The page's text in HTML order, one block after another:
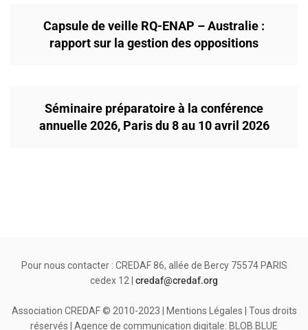
Capsule de veille RQ-ENAP – Australie :
rapport sur la gestion des oppositions
Séminaire préparatoire à la conférence
annuelle 2026, Paris du 8 au 10 avril 2026
Pour nous contacter : CREDAF 86, allée de Bercy 75574 PARIS
cedex 12 | credaf@credaf.org
Association CREDAF © 2010-2023 | Mentions Légales | Tous droits
réservés | Agence de communication digitale: BLOB.BLUE